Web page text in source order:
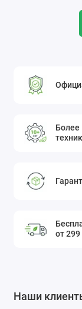
Более
от 299
Наши